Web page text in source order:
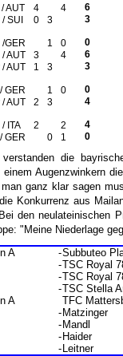
/ AUT 4 4
6
SUI 0 3 3
/GER 1 0
0
AUT 3 4
6
/ AUT 1 3 3
GER 1 0
0
/ AUT 2 3 4
/ ITA 2 2
4
GER 0 1 0
die
Augenzwinkern
ganz klar sagen
Konkurrenz aus
den neulateinischen
"Meine Niederlage
A -Subbuteo
-TSC Royal
-TSC Royal
-TSC Stella
A
TFC
- Matzinger
- Mandl
- Haider
- Leitner